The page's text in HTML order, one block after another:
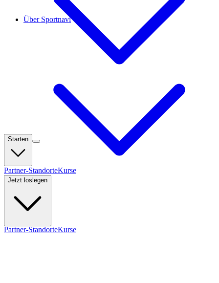
Starten
Partner-StandorteKurse
Jetzt loslegen
Über Sportnavi
Partner-StandorteKurse